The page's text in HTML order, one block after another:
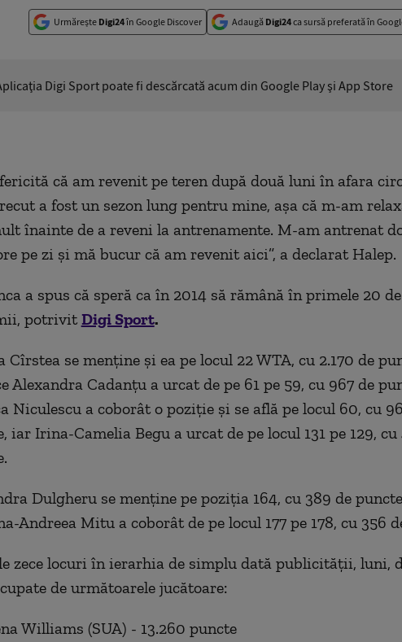
Urmărește Digi24în Google Discover Adaugă Digi24ca sursă preferată în
Digi Sport poate fi descărcată acum din Google Play şi App Store
că am revenit pe teren după două luni în afara
a fost un sezon lung pentru mine, așa că m-am
înainte de a reveni la antrenamente. M-am antrenat
pe zi și mă bucur că am revenit aici”, a declarat Halep.
a spus că speră ca în 2014 să rămână în primele 20
potrivit Digi Sport.
Cîrstea se menţine și ea pe locul 22 WTA, cu 2.170 de
Alexandra Cadanţu a urcat de pe 61 pe 59, cu 967 de
Niculescu a coborât o poziţie şi se află pe locul 60, cu
iar Irina-Camelia Begu a urcat de pe locul 131 pe 129, cu
Dulgheru se menţine pe poziţia 164, cu 389 de
Andreea Mitu a coborât de pe locul 177 pe 178, cu 356
zece locuri în ierarhia de simplu dată publicităţii, luni,
de următoarele jucătoare:
Williams (SUA) - 13.260 puncte